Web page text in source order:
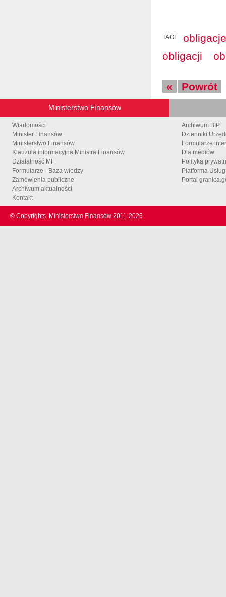
TAGI
obligacje
obligacji
« Powrót
Ministerstwo Finansów
Wiadomości
Minister Finansów
Ministerstwo Finansów
Klauzula informacyjna Ministra Finansów
Działalność MF
Formularze - Baza wiedzy
Zamówienia publiczne
Archiwum aktualności
Kontakt
Archiwum BIP
Dzienniki
Formularze
Dla mediów
Polityka
Platforma
Portal
© Copyrights Ministerstwo Finansów 2011-2026